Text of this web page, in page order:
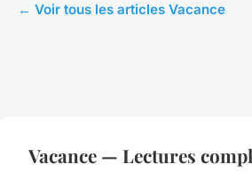
← Voir tous les articles Vacance
Vacance — Lectures